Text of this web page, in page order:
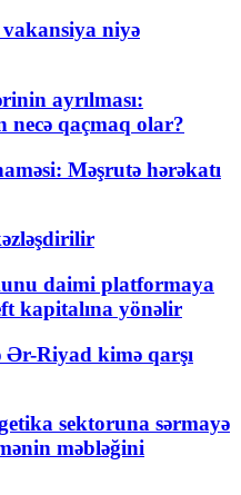
niyə
ayrılması:
necə qaçmaq olar?
Məşrutə hərəkatı
daimi platformaya
kapitalına yönəlir
Riyad kimə qarşı
sektoruna sərmayə
məbləğini